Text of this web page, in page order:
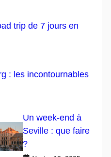
trip de 7 jours en
: les incontournables
Un week-end à
Seville : que faire
?